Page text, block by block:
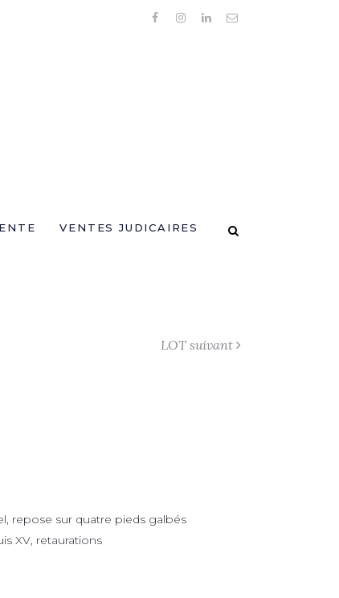
VENTES JUDICAIRES
LOT suivant
repose sur quatre pieds galbés
XV, retaurations